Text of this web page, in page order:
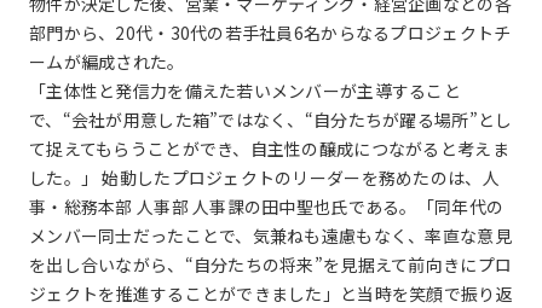
部門から、20代・30代の若手社員6名からなるプロジェクトチ
ームが編成された。
「主体性と発信力を備えた若いメンバーが主導すること
で、“会社が用意した箱”ではなく、“自分たちが躍る場所”とし
て捉えてもらうことができ、自主性の醸成につながると考えま
した。」 始動したプロジェクトのリーダーを務めたのは、人
事・総務本部 人事部 人事課の田中聖也氏である。「同年代の
メンバー同士だったことで、気兼ねも遠慮もなく、率直な意見
を出し合いながら、“自分たちの将来”を見据えて前向きにプロ
ジェクトを推進することができました」と当時を笑顔で振り返